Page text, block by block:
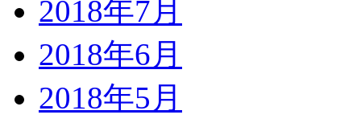
2018年7月
2018年6月
2018年5月